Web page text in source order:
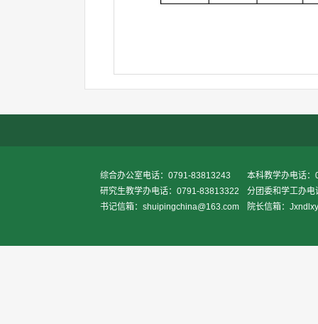
综合办公室电话：0791-83813243
本科教学办电话
研究生教学办电话：0791-83813322
分团委和学工办
书记信箱：shuipingchina@163.com
院长信箱：